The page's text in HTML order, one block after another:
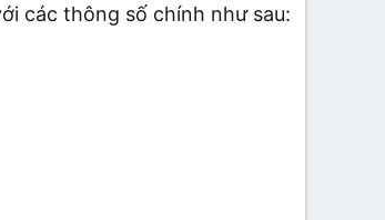
các thông số chính như sau: